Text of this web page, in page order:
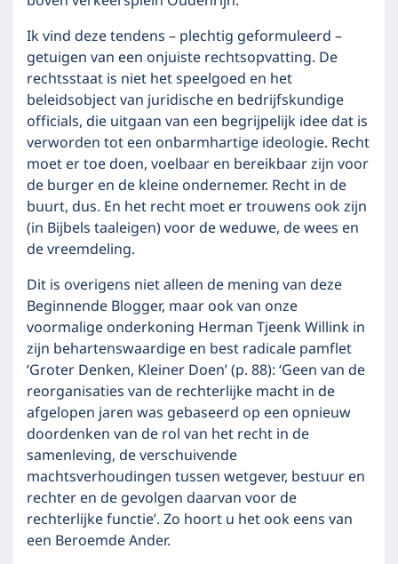
Ik vind deze tendens – plechtig geformuleerd –
getuigen van een onjuiste rechtsopvatting. De
rechtsstaat is niet het speelgoed en het
beleidsobject van juridische en bedrijfskundige
officials, die uitgaan van een begrijpelijk idee dat is
verworden tot een onbarmhartige ideologie. Recht
moet er toe doen, voelbaar en bereikbaar zijn voor
de burger en de kleine ondernemer. Recht in de
buurt, dus. En het recht moet er trouwens ook zijn
(in Bijbels taaleigen) voor de weduwe, de wees en
de vreemdeling.
Dit is overigens niet alleen de mening van deze
Beginnende Blogger, maar ook van onze
voormalige onderkoning Herman Tjeenk Willink in
zijn behartenswaardige en best radicale pamflet
‘Groter Denken, Kleiner Doen’ (p. 88): ‘Geen van de
reorganisaties van de rechterlijke macht in de
afgelopen jaren was gebaseerd op een opnieuw
doordenken van de rol van het recht in de
samenleving, de verschuivende
machtsverhoudingen tussen wetgever, bestuur en
rechter en de gevolgen daarvan voor de
rechterlijke functie’. Zo hoort u het ook eens van
een Beroemde Ander.